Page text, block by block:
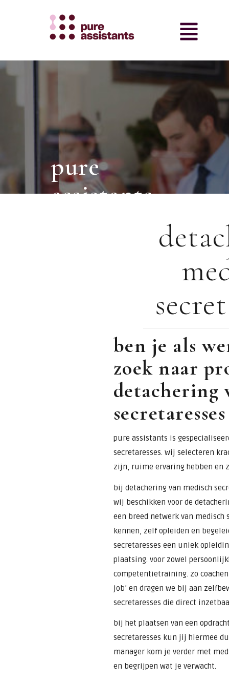
pure
assistants.
intermediair
secretaresses.
ben je als
zoek naar
detachering
secretaresses
pure assistants is
secretaresses. wij selecteren
zijn, ruime ervaring hebben en
bij detachering van medisch
wij beschikken voor de
een breed netwerk van
kennen, zelf opleiden en
secretaresses een uniek
plaatsing. voor zowel
competentietraining. zo
job’ en dragen we bij aan
secretaresses die direct
bij het plaatsen van een
secretaresses kun jij hiermee
manager kom je verder met
en begrijpen wat je verwacht.